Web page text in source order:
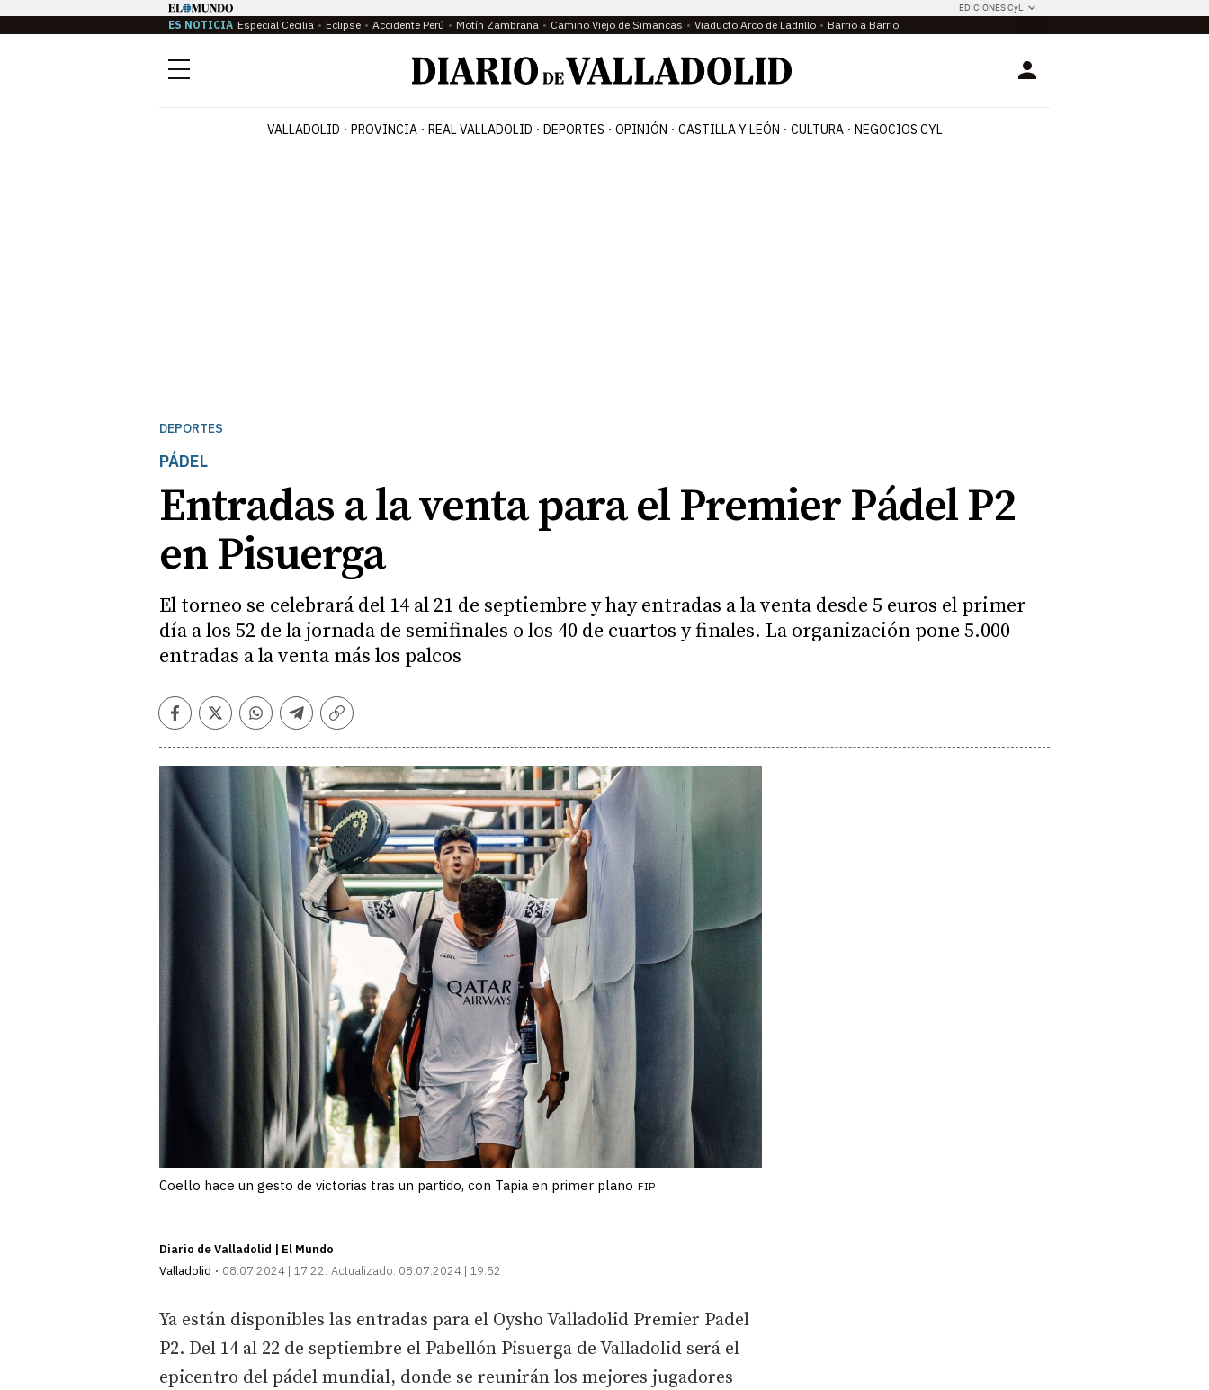
EDICIONES CyL
ES NOTICIA Especial Cecilia Eclipse Accidente Perú Motín Zambrana Camino Viejo de Simancas Viaducto Arco de Ladrillo Barrio a Barrio
Menú Login
VALLADOLID PROVINCIA REAL VALLADOLID DEPORTES OPINIÓN CASTILLA Y LEÓN CULTURA NEGOCIOS CYL
DEPORTES
PÁDEL
Entradas a la venta para el Premier Pádel P2
en Pisuerga
El torneo se celebrará del 14 al 21 de septiembre y hay entradas a la venta desde 5 euros el primer
día a los 52 de la jornada de semifinales o los 40 de cuartos y finales. La organización pone 5.000
entradas a la venta más los palcos
Facebook
TwitterWhatsapp
Telegram
Copiar
Coello hace un gesto de victorias tras un partido, con Tapia en primer plano FIP
Diario de Valladolid | El Mundo
Valladolid
08.07.2024 | 17:22 Actualizado: 08.07.2024 | 19:52
Ya están disponibles las entradas para el Oysho Valladolid Premier Padel
P2. Del 14 al 22 de septiembre el Pabellón Pisuerga de Valladolid será el
epicentro del pádel mundial, donde se reunirán los mejores jugadores